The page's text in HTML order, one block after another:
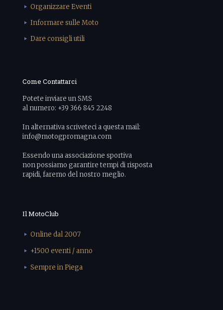
Organizzare Eventi
Informare sulle Moto
Dare consigli utili
Come Contattarci
Potete inviare un SMS
al numero: +39 366 845 2248
In alternativa scriveteci a questa mail:
info@motogpromagna.com
Essendo una associazione sportiva
non possiamo garantire tempi di risposta
rapidi, faremo del nostro meglio.
Il MotoClub
Online dal 2007
+1500 eventi / anno
Sempre in Piega